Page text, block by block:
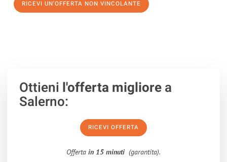
RICEVI UN'OFFERTA NON VINCOLANTE
Ottieni l'offerta migliorea
Salerno:
RICEVI OFFERTA
Offerta in 15 minuti (garantita).